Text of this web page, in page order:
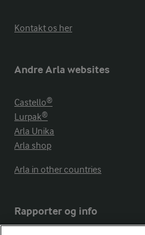
Kontakt os her
Andre Arla websites
Castello®
Lurpak®
Arla Unika
Arla shop
Arla in other countries
Rapporter og info